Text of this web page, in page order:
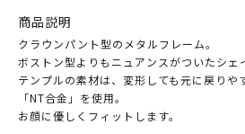
商品説明
クラウンパント型のメタルフレーム。
ボストン型よりもニュアンスがついたシェ
テンプルの素材は、変形しても元に戻りや
「NT合金」を使用。
お顔に優しくフィットします。